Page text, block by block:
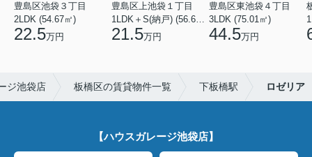
豊島区池袋３丁目
2LDK (54.67㎡)
22.5万円
豊島区上池袋１丁目
1LDK＋S(納戸) (56.61㎡)
21.5万円
豊島区東池袋４丁目
3LDK (75.01㎡)
44.5万円
ジ池袋店 板橋区の賃貸物件一覧 下板橋駅 ロゼリア
【ハウスガレージ池袋店】